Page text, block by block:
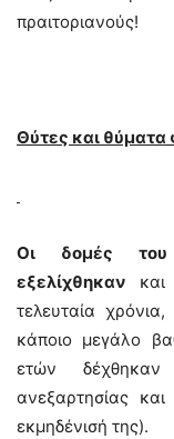
πραιτοριανούς!
Θύτες και
Οι δομές του
εξελίχθηκαν και
τελευταία
κάποιο μεγάλο
ετών
ανεξαρτησίας
εκμηδένισή της).